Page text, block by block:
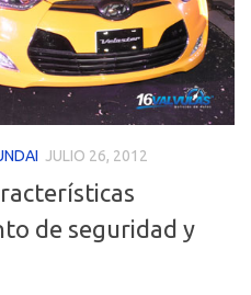
JULIO 26, 2012
de seguridad y